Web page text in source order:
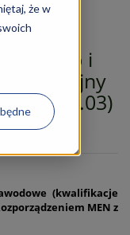
że w
Osób i
MS.03)
(kwalifikacje
MEN z